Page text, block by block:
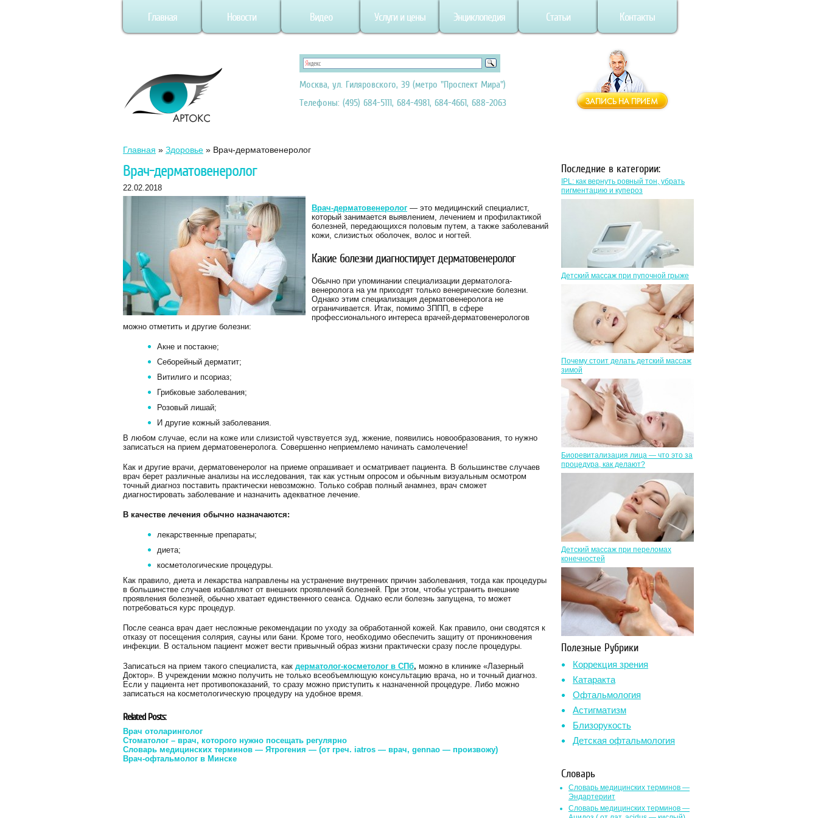
Главная Новости Видео Услуги и цены Энциклопедия Статьи Контакты
Москва, ул. Гиляровского, 39 (метро "Проспект Мира")
Телефоны: (495) 684-5111, 684-4981, 684-4661, 688-2063
Главная » Здоровье » Врач-дерматовенеролог
Врач-дерматовенеролог
22.02.2018
Врач-дерматовенеролог — это медицинский специалист,
который занимается выявлением, лечением и профилактикой
болезней, передающихся половым путем, а также заболеваний
кожи, слизистых оболочек, волос и ногтей.
Какие болезни диагностирует дерматовенеролог
Обычно при упоминании специализации дерматолога-
венеролога на ум приходят только венерические болезни.
Однако этим специализация дерматовенеролога не
ограничивается. Итак, помимо ЗППП, в сфере
профессионального интереса врачей-дерматовенерологов
можно отметить и другие болезни:
Акне и постакне;
Себорейный дерматит;
Витилиго и псориаз;
Грибковые заболевания;
Розовый лишай;
И другие кожный заболевания.
В любом случае, если на коже или слизистой чувствуется зуд, жжение, появились новообразования, то нужно
записаться на прием дерматовенеролога. Совершенно неприемлемо начинать самолечение!
Как и другие врачи, дерматовенеролог на приеме опрашивает и осматривает пациента. В большинстве случаев
врач берет различные анализы на исследования, так как устным опросом и обычным визуальным осмотром
точный диагноз поставить практически невозможно. Только собрав полный анамнез, врач сможет
диагностировать заболевание и назначить адекватное лечение.
В качестве лечения обычно назначаются:
лекарственные препараты;
диета;
косметологические процедуры.
Как правило, диета и лекарства направлены на устранение внутренних причин заболевания, тогда как процедуры
в большинстве случаев избавляют от внешних проявлений болезней. При этом, чтобы устранить внешние
проявления болезней, обычно хватает единственного сеанса. Однако если болезнь запущена, то может
потребоваться курс процедур.
После сеанса врач дает несложные рекомендации по уходу за обработанной кожей. Как правило, они сводятся к
отказу от посещения солярия, сауны или бани. Кроме того, необходимо обеспечить защиту от проникновения
инфекции. В остальном пациент может вести привычный образ жизни практически сразу после процедуры.
Записаться на прием такого специалиста, как дерматолог-косметолог в СПб, можно в клинике «Лазерный
Доктор». В учреждении можно получить не только всеобъемлющую консультацию врача, но и точный диагноз.
Если у пациента нет противопоказаний, то сразу можно приступить к назначенной процедуре. Либо можно
записаться на косметологическую процедуру на удобное время.
Related Posts:
Врач отоларинголог
Стоматолог – врач, которого нужно посещать регулярно
Словарь медицинских терминов — Ятрогения — (от греч. iatros — врач, gennao — произвожу)
Врач-офтальмолог в Минске
Последние в категории:
IPL: как вернуть ровный тон, убрать
пигментацию и купероз
Детский массаж при пупочной грыже
Почему стоит делать детский массаж
зимой
Биоревитализация лица — что это за
процедура, как делают?
Детский массаж при переломах
конечностей
Полезные Рубрики
Коррекция зрения
Катаракта
Офтальмология
Астигматизм
Близорукость
Детская офтальмология
Словарь
Словарь медицинских терминов —
Эндартериит
Словарь медицинских терминов —